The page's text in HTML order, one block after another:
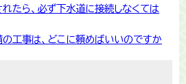
たら、必ず下水道に接続しなくては
の工事は、どこに頼めばいいのですか